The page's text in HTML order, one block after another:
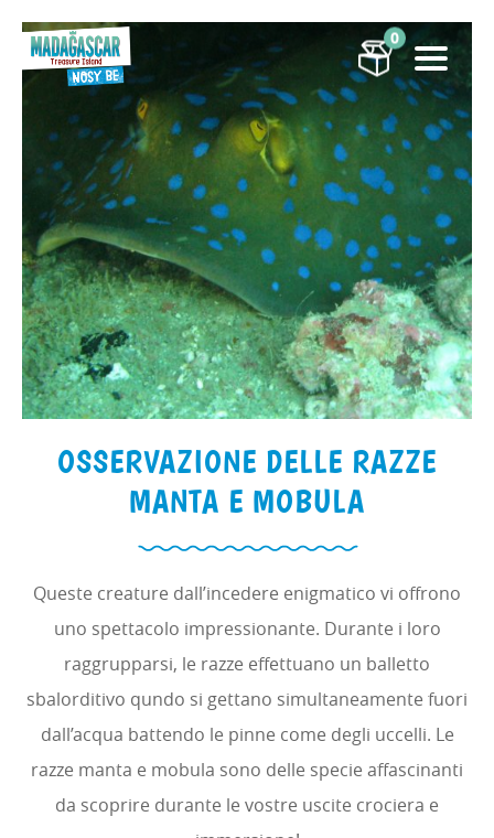
0
OSSERVAZIONE DELLE RAZZE
MANTA E MOBULA
Queste creature dall’incedere enigmatico vi offrono
uno spettacolo impressionante. Durante i loro
raggrupparsi, le razze effettuano un balletto
sbalorditivo qundo si gettano simultaneamente fuori
dall’acqua battendo le pinne come degli uccelli. Le
razze manta e mobula sono delle specie affascinanti
da scoprire durante le vostre uscite crociera e